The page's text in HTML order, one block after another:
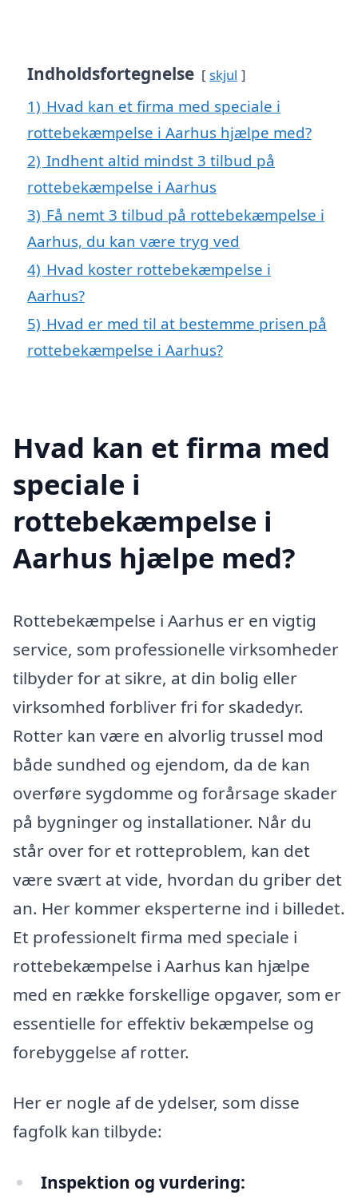
Indholdsfortegnelse skjul
1) Hvad kan et firma med speciale i
rottebekæmpelse i Aarhus hjælpe med?
2) Indhent altid mindst 3 tilbud på
rottebekæmpelse i Aarhus
3) Få nemt 3 tilbud på rottebekæmpelse i
Aarhus, du kan være tryg ved
4) Hvad koster rottebekæmpelse i
Aarhus?
5) Hvad er med til at bestemme prisen på
rottebekæmpelse i Aarhus?
Hvad kan et firma med
speciale i
rottebekæmpelse i
Aarhus hjælpe med?
Rottebekæmpelse i Aarhus er en vigtig
service, som professionelle virksomheder
tilbyder for at sikre, at din bolig eller
virksomhed forbliver fri for skadedyr.
Rotter kan være en alvorlig trussel mod
både sundhed og ejendom, da de kan
overføre sygdomme og forårsage skader
på bygninger og installationer. Når du
står over for et rotteproblem, kan det
være svært at vide, hvordan du griber det
an. Her kommer eksperterne ind i billedet.
Et professionelt firma med speciale i
rottebekæmpelse i Aarhus kan hjælpe
med en række forskellige opgaver, som er
essentielle for effektiv bekæmpelse og
forebyggelse af rotter.
Her er nogle af de ydelser, som disse
fagfolk kan tilbyde:
Inspektion og vurdering: